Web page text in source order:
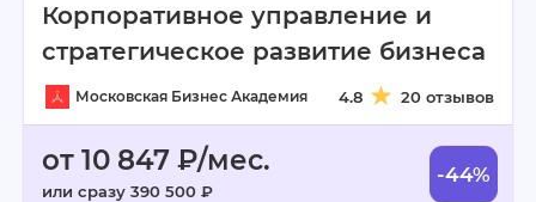
Корпоративное управление и
стратегическое развитие бизнеса
Московская Бизнес Академия 4.8 20 отзывов
от 10 847 ₽/мес.
или сразу 390 500 ₽
-44%